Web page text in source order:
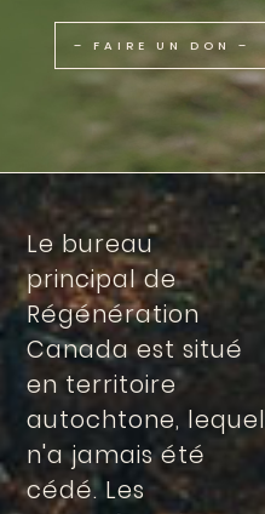
– FAIRE UN DON –
Le bureau
principal de
Régénération
Canada est situé
en territoire
autochtone, lequel
n'a jamais été
cédé. Les